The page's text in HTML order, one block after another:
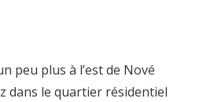
peu plus à l’est de Nové
dans le quartier résidentiel